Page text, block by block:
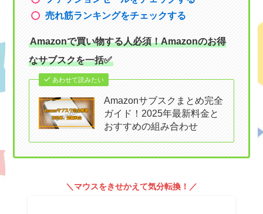
売れ筋ランキングをチェックする
Amazonで買い物する人必須！Amazonのお得
なサブスクを一括✅
あわせて読みたい
Amazonサブスクまとめ完全
ガイド！2025年最新料金と
おすすめの組み合わせ
＼マウスをきせかえて気分転換！／